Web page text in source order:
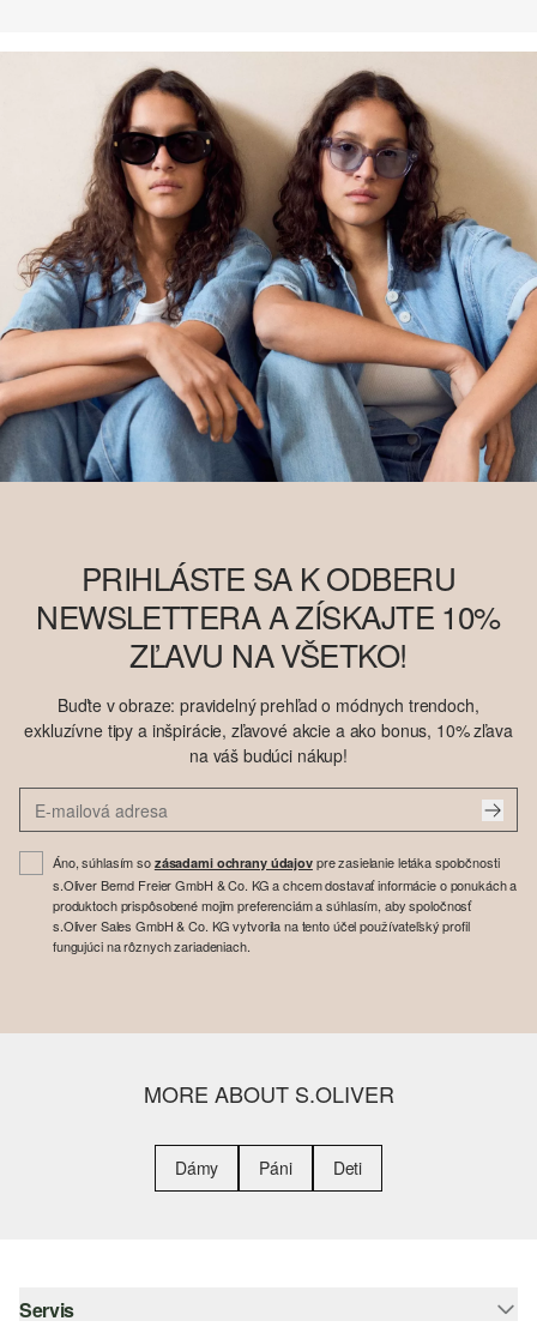
PRIHLÁSTE SA K ODBERU
NEWSLETTERA A ZÍSKAJTE 10%
ZĽAVU NA VŠETKO!
Buďte v obraze: pravidelný prehľad o módnych trendoch,
exkluzívne tipy a inšpirácie, zľavové akcie a ako bonus, 10% zľava
na váš budúci nákup!
Áno, súhlasím so zásadami ochrany údajovpre zasielanie letáka spoločnosti
s.Oliver Bernd Freier GmbH & Co. KG a chcem dostavať informácie o ponukách a
produktoch prispôsobené mojim preferenciám a súhlasím, aby spoločnosť
s.Oliver Sales GmbH & Co. KG vytvorila na tento účel používateľský profil
fungujúci na rôznych zariadeniach.
MORE ABOUT S.OLIVER
Dámy Páni Deti
Servis